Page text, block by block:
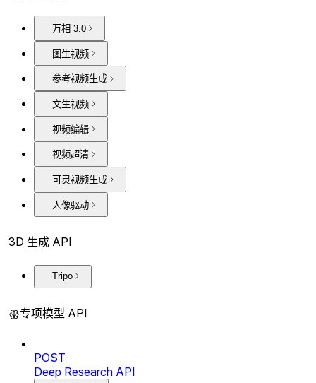
万相 3.0
图生视频
参考视频生成
文生视频
视频编辑
视频超清
可灵视频生成
人像驱动
3D 生成 API
Tripo
专项模型 API
POST
Deep Research API